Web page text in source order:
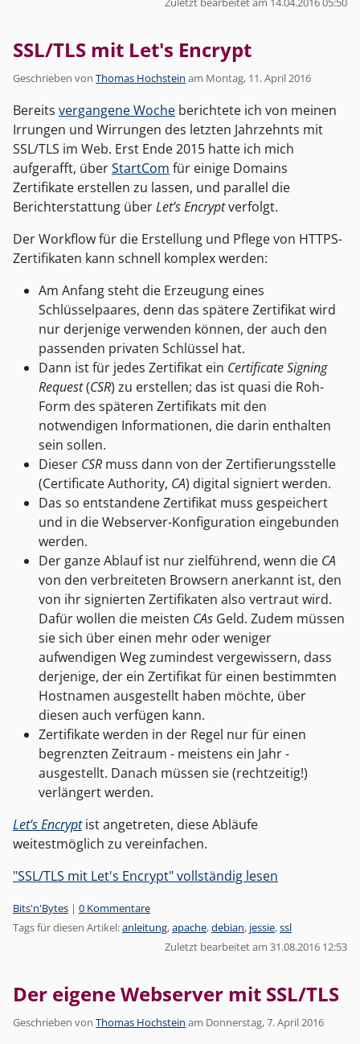
SSL/TLS mit Let's Encrypt
Geschrieben von Thomas Hochstein am Montag, 11. April 2016
Bereits vergangene Woche berichtete ich von meinen
Irrungen und Wirrungen des letzten Jahrzehnts mit
SSL/TLS im Web. Erst Ende 2015 hatte ich mich
aufgerafft, überStartCom für einige Domains
Zertifikate erstellen zu lassen, und parallel die
Berichterstattung überLet’s Encryptverfolgt.
Der Workflow für die Erstellung und Pflege von HTTPS-
Zertifikaten kann schnell komplex werden:
Am Anfang steht die Erzeugung eines
Schlüsselpaares, denn das spätere Zertifikat wird
nur derjenige verwenden können, der auch den
passenden privaten Schlüssel hat.
Dann ist für jedes Zertifikat ein Certificate Signing
Request(CSR) zu erstellen; das ist quasi die Roh-
Form des späteren Zertifikats mit den
notwendigen Informationen, die darin enthalten
sein sollen.
Dieser CSR muss dann von der Zertifierungsstelle
(Certificate Authority, CA) digital signiert werden.
Das so entstandene Zertifikat muss gespeichert
und in die Webserver-Konfiguration eingebunden
werden.
Der ganze Ablauf ist nur zielführend, wenn die CA
von den verbreiteten Browsern anerkannt ist, den
von ihr signierten Zertifikaten also vertraut wird.
Dafür wollen die meisten CAs Geld. Zudem müssen
sie sich über einen mehr oder weniger
aufwendigen Weg zumindest vergewissern, dass
derjenige, der ein Zertifikat für einen bestimmten
Hostnamen ausgestellt haben möchte, über
diesen auch verfügen kann.
Zertifikate werden in der Regel nur für einen
begrenzten Zeitraum - meistens ein Jahr -
ausgestellt. Danach müssen sie (rechtzeitig!)
verlängert werden.
Let’s Encryptist angetreten, diese Abläufe
weitestmöglich zu vereinfachen.
"SSL/TLS mit Let's Encrypt" vollständig lesen
Kategorien:
Bits'n'Bytes | 0 Kommentare
Tags für diesen Artikel:anleitung,apache,debian, jessie,ssl
Zuletzt bearbeitet am 31.08.2016 12:53
Der eigene Webserver mit SSL/TLS
Geschrieben von Thomas Hochstein am Donnerstag, 7. April 2016